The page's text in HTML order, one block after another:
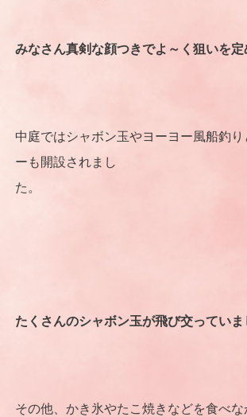
みなさん真剣な顔つきでよ～く狙いを定
中庭ではシャボン玉やヨーヨー風船釣
ーも開設されまし
た
たくさんのシャボン玉が飛び交っていま
その他、かき氷やたこ焼きなどを食べ